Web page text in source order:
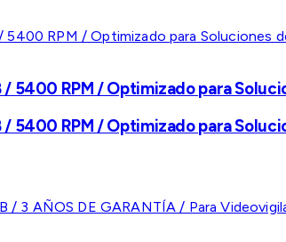
/ 5400 RPM / Optimizado para
/ 5400 RPM / Optimizado para